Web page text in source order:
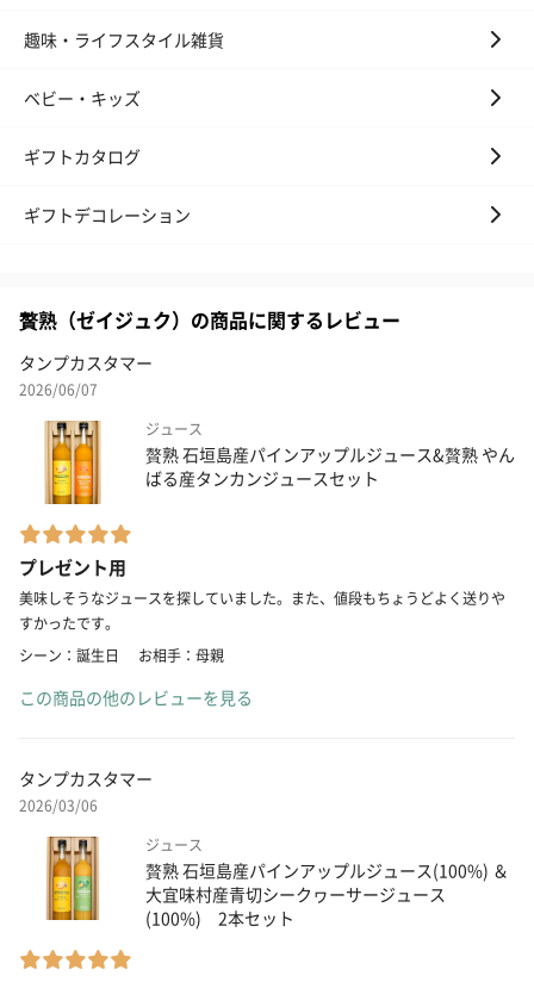
趣味・ライフスタイル雑貨
ベビー・キッズ
ギフトカタログ
ギフトデコレーション
贅熟（ゼイジュク）の商品に関するレビュー
タンプカスタマー
2026/06/07
ジュース
贅熟 石垣島産パインアップルジュース&贅熟 やん
ばる産タンカンジュースセット
プレゼント用
美味しそうなジュースを探していました。また、値段もちょうどよく送りや
すかったです。
シーン：誕生日
お相手：母親
この商品の他のレビューを見る
タンプカスタマー
2026/03/06
ジュース
贅熟 石垣島産パインアップルジュース(100%) ＆
大宜味村産青切シークヮーサージュース
(100%) 2本セット